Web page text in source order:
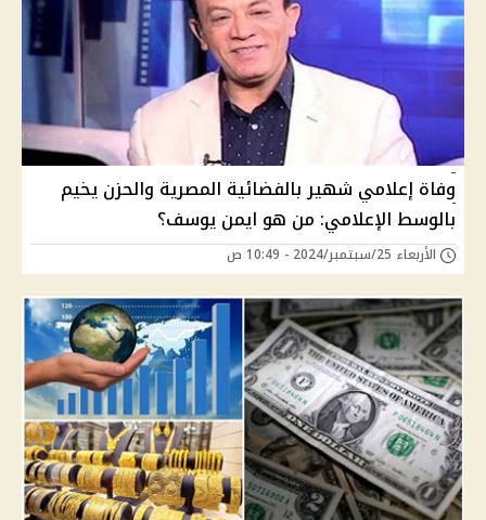
وفاة إعلامي شهير بالفضائية المصرية والحزن يخيم
بالوسط الإعلامي: من هو ايمن يوسف؟
الأربعاء 25/سبتمبر/2024 - 10:49 ص